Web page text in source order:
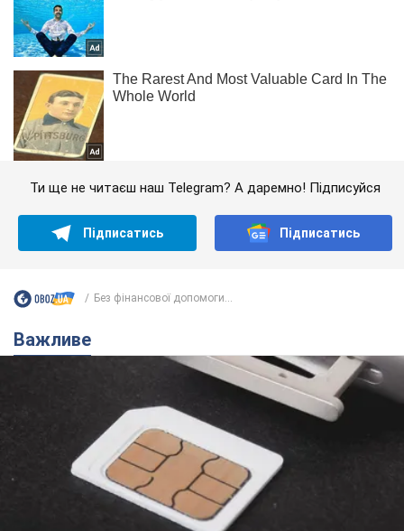
Ти ще не читаєш наш Telegram? А даремно! Підписуйся
Підписатись Підписатись
Без фінансової допомоги...
Важливе